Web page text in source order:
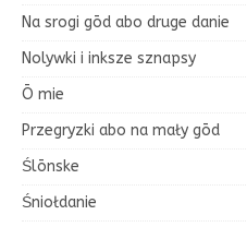
Na srogi gōd abo druge danie
Nolywki i inksze sznapsy
Ō mie
Przegryzki abo na mały gōd
Ślōnske
Śniołdanie